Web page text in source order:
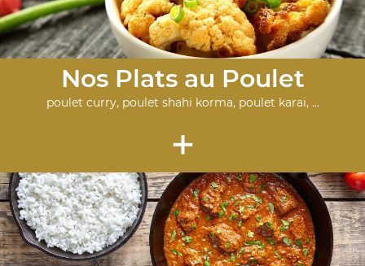
Nos Plats au Poulet
poulet curry, poulet shahi korma, poulet karai, ...
+